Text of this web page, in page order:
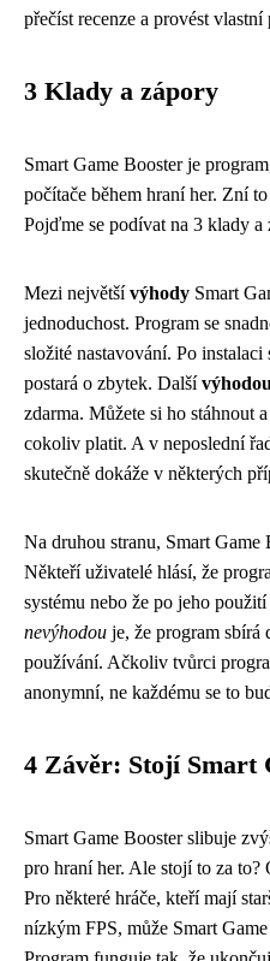
přečíst recenze a provést vlastní
3 Klady a zápory
Smart Game Booster je
počítače během hraní her. Zní
Pojďme se podívat na 3 klady a
Mezi největšívýhody Smart
jednoduchost. Program se
složité nastavování. Po instalaci
postará o zbytek. Dalšívýhodou
zdarma. Můžete si ho stáhnout
cokoliv platit. A v neposlední
skutečně dokáže v některých
Na druhou stranu, Smart Game
Někteří uživatelé hlásí, že
systému nebo že po jeho
nevýhodou je, že program sbírá
používání. Ačkoliv tvůrci
anonymní, ne každému se to
4 Závěr: Stojí Smart
Smart Game Booster slibuje
pro hraní her. Ale stojí to za
Pro některé hráče, kteří mají
nízkým FPS, může Smart